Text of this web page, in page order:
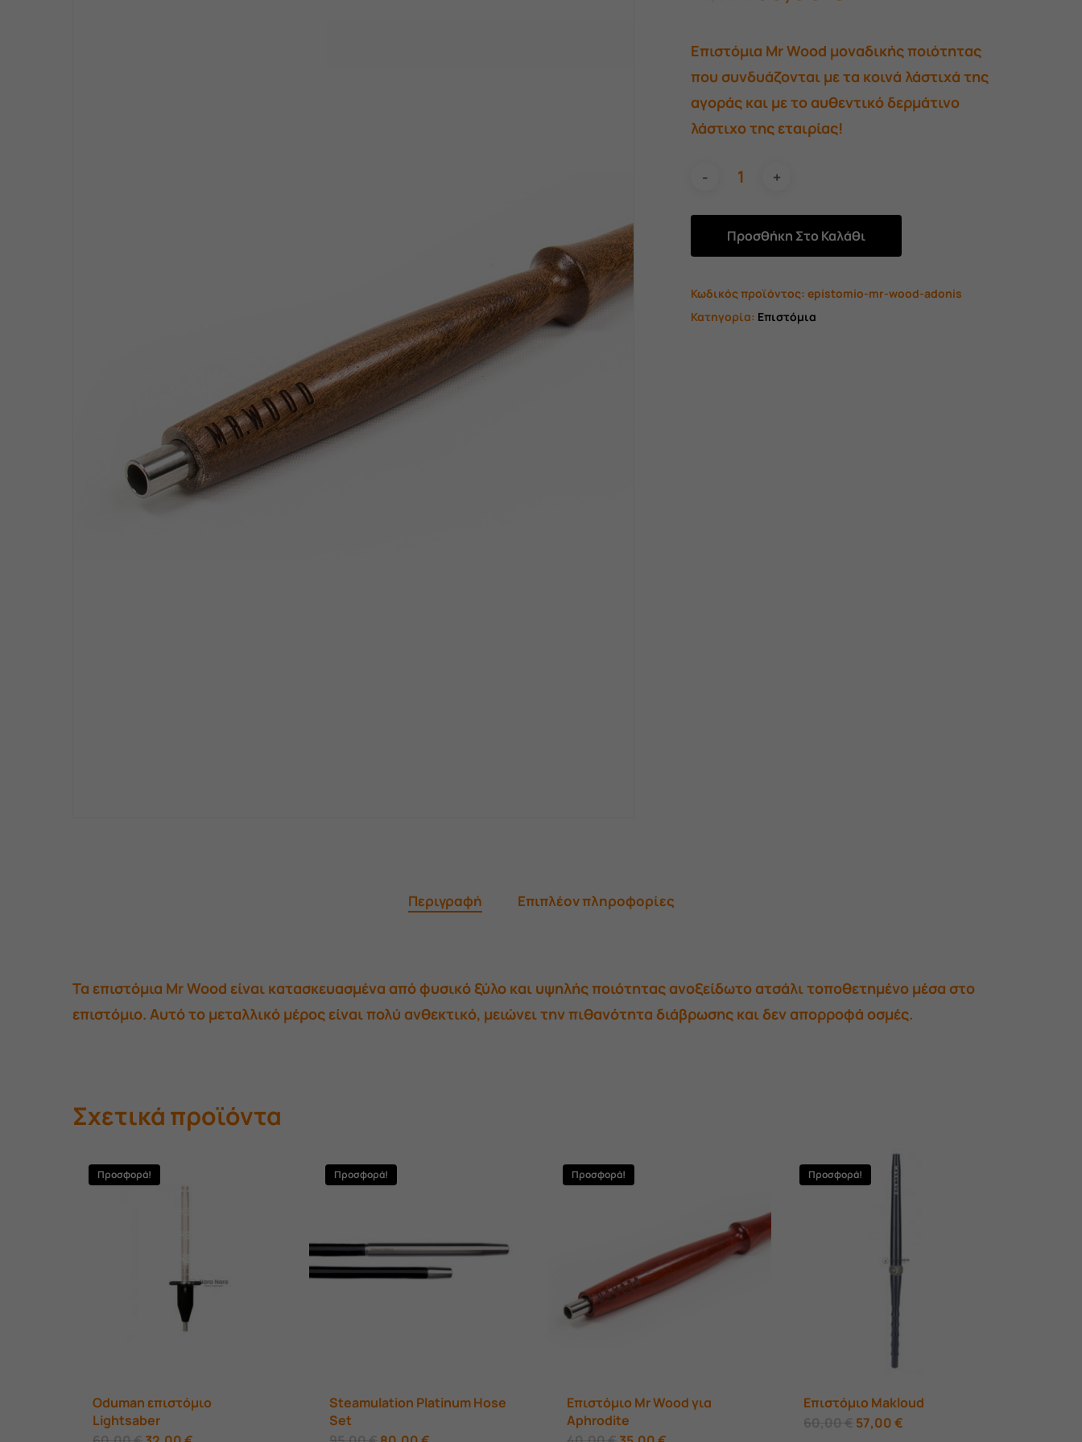
price
was:
40,00 €.
τιμή
είναι:
35,00 €.
Επιστόμια Mr Wood μοναδικής ποιότητας
που συνδυάζονται με τα κοινά λάστιχά της
αγοράς και με το αυθεντικό δερμάτινο
λάστιχο της εταιρίας!
Προσθήκη Στο Καλάθι
Κωδικός προϊόντος:epistomio-mr-wood-adonis
Κατηγορία: Επιστόμια
Περιγραφή Επιπλέον πληροφορίες
Τα επιστόμια Mr Wood είναι κατασκευασμένα από φυσικό ξύλο και υψηλής ποιότητας ανοξείδωτο ατσάλι τοποθετημένο μέσα στο
επιστόμιο. Αυτό το μεταλλικό μέρος είναι πολύ ανθεκτικό, μειώνει την πιθανότητα διάβρωσης και δεν απορροφά οσμές.
Σχετικά προϊόντα
Προσφορά!
Oduman επιστόμιο
Lightsaber
Προσφορά!
Steamulation Platinum Hose
Set
Προσφορά!
Επιστόμιο Mr Wood για
Aphrodite
Προσφορά!
Επιστόμιο Makloud
60,00 € Original
price
57,00€